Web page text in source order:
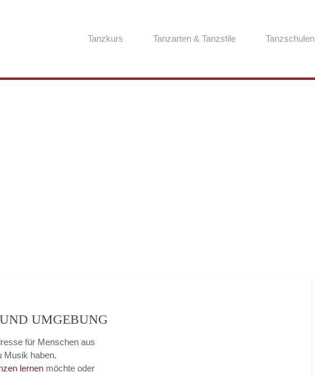
Tanzkurs Tanzarten & Tanzstile Tanzschulen
UMGEBUNG
für Menschen aus
Musik haben.
lernen möchte oder